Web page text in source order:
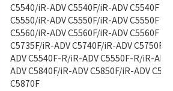
社
C5540/iR-ADV C5540F/iR-ADV C5540F
C5550/iR-ADV C5550F/iR-ADV C5550F
C5560/iR-ADV C5560F/iR-ADV C5560F
C5735F/iR-ADV C5740F/iR-ADV C5750F/
ADV C5540F-R/iR-ADV C5550F-R/iR-
ADV C5840F/iR-ADV C5850F/iR-ADV
C5870F